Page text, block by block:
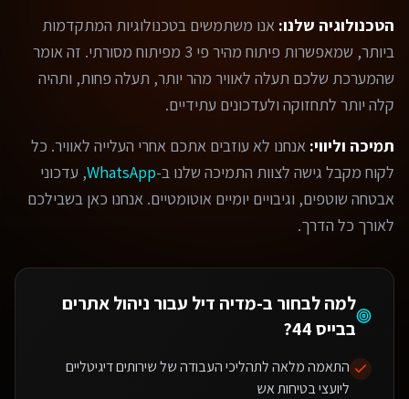
הטכנולוגיה שלנו: אנו משתמשים בטכנולוגיות המתקדמות
ביותר, שמאפשרות פיתוח מהיר פי 3 מפיתוח מסורתי. זה אומר
שהמערכת שלכם תעלה לאוויר מהר יותר, תעלה פחות, ותהיה
קלה יותר לתחזוקה ולעדכונים עתידיים.
תמיכה וליווי: אנחנו לא עוזבים אתכם אחרי העלייה לאוויר. כל
לקוח מקבל גישה לצוות התמיכה שלנו ב-WhatsApp, עדכוני
אבטחה שוטפים, וגיבויים יומיים אוטומטיים. אנחנו כאן בשבילכם
לאורך כל הדרך.
למה לבחור ב-מדיה דיל עבור ניהול אתרים
בבייס 44
?
התאמה מלאה לתהליכי העבודה של שירותים דיגיטליים
ליועצי בטיחות אש